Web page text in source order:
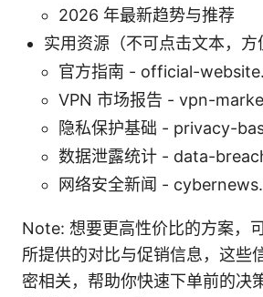
2026 年最新趋势与推荐
实用资源（不可点击文本，方
官方指南 - official-
VPN 市场报告 - vpn-
隐私保护基础 - privacy-
数据泄露统计 - data-
网络安全新闻 -
Note: 想要更高性价比的方案，
所提供的对比与促销信息，这些
密相关，帮助你快速下单前的决